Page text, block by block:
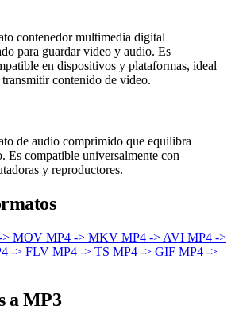
contenedor multimedia digital
para guardar video y audio. Es
en dispositivos y plataformas, ideal
contenido de video.
de audio comprimido que equilibra
Es compatible universalmente con
y reproductores.
> MOV MP4 -> MKV MP4 -> AVI MP4 ->
-> FLV MP4 -> TS MP4 -> GIF MP4 ->
a MP3